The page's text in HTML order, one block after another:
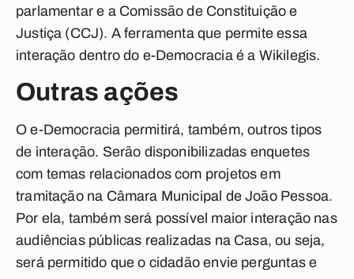
parlamentar e a Comissão de Constituição e
Justiça (CCJ). A ferramenta que permite essa
interação dentro do e-Democracia é a Wikilegis.
Outras ações
O e-Democracia permitirá, também, outros tipos
de interação. Serão disponibilizadas enquetes
com temas relacionados com projetos em
tramitação na Câmara Municipal de João Pessoa.
Por ela, também será possível maior interação nas
audiências públicas realizadas na Casa, ou seja,
será permitido que o cidadão envie perguntas e